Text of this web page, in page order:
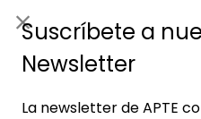
Suscríbete a
Newsletter
La newsletter de APTE